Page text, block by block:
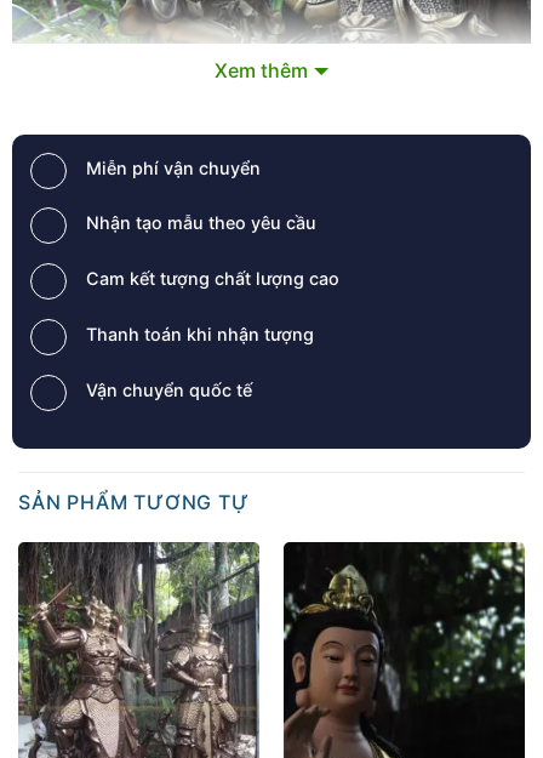
Xem thêm
Miễn phí vận chuyển
Nhận tạo mẫu theo yêu cầu
Cam kết tượng chất lượng cao
Thanh toán khi nhận tượng
Vận chuyển quốc tế
SẢN PHẨM TƯƠNG TỰ